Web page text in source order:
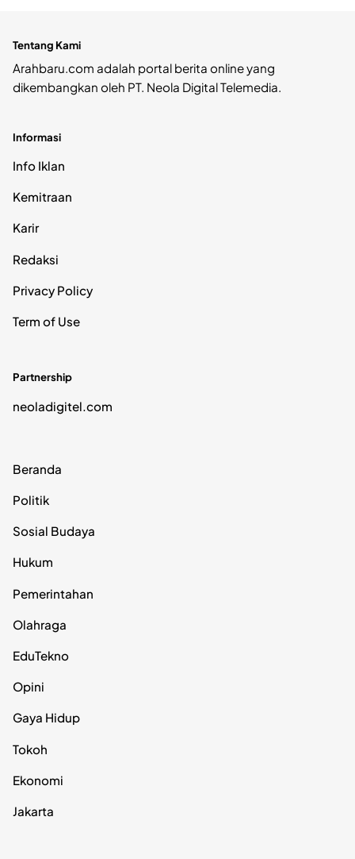
Tentang Kami
Arahbaru.com adalah portal berita online yang
dikembangkan oleh PT. Neola Digital Telemedia.
Informasi
Info Iklan
Kemitraan
Karir
Redaksi
Privacy Policy
Term of Use
Partnership
neoladigitel.com
Beranda
Politik
Sosial Budaya
Hukum
Pemerintahan
Olahraga
EduTekno
Opini
Gaya Hidup
Tokoh
Ekonomi
Jakarta